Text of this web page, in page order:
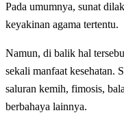
Pada umumnya, sunat
keyakinan agama tertentu.
Namun, di balik hal
sekali manfaat kesehatan.
saluran kemih, fimosis,
berbahaya lainnya.